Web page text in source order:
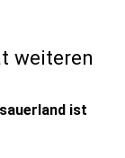
weiteren
ist